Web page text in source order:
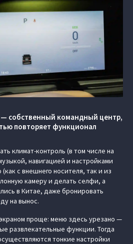
— собственный командный центр,
повторяет функционал
климат-контроль (в том числе на
навигацией и настройками
с внешнего носителя, так и из
камеру и делать селфи, а
в Китае, даже бронировать
на вынос.
проще: меню здесь урезано —
развлекательные функции. Тогда
тонкие настройки